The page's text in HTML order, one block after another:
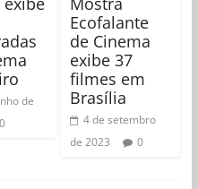
de
0
Ecofalante
de Cinema
exibe 37
filmes em
Brasília
4 de setembro
de 2023
0